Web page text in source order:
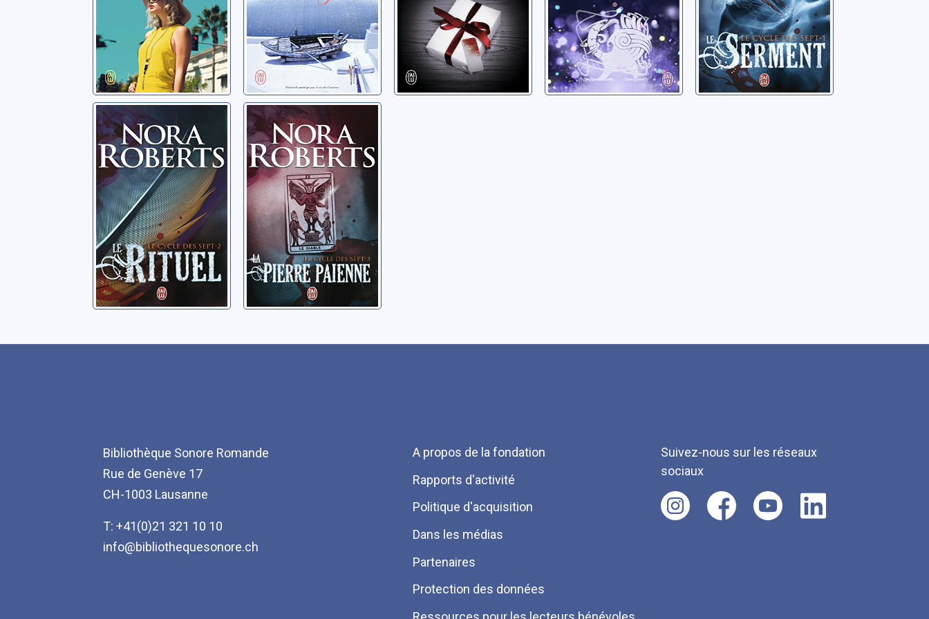
Le cycle des
sept: 02: Le rituel
Roberts, Nora
Le cycle des
sept: 03: La
pierre païenne
Roberts, Nora
Bibliothèque Sonore Romande
Rue de Genève 17
CH-1003 Lausanne
T: +41(0)21 321 10 10
info@bibliothequesonore.ch
Menu
Pied
de
page
A propos de la fondation
Rapports d'activité
Politique d'acquisition
Dans les médias
Partenaires
Protection des données
Suivez-nous sur les réseaux
sociaux